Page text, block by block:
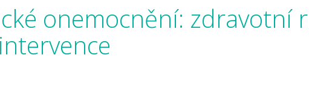
onemocnění: zdravotní